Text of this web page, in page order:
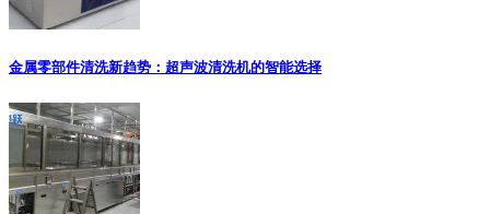
金属零部件清洗新趋势：超声波清洗机的智能选择